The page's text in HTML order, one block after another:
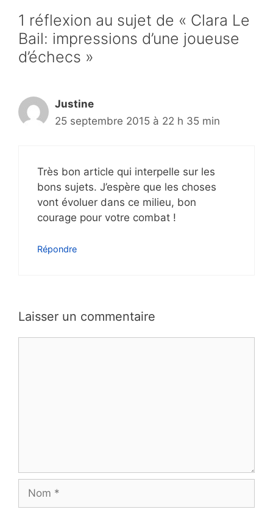
1 réflexion au sujet de « Clara Le
Bail: impressions d’une joueuse
d’échecs »
Justine
25 septembre 2015 à 22 h 35 min
Très bon article qui interpelle sur les
bons sujets. J’espère que les choses
vont évoluer dans ce milieu, bon
courage pour votre combat !
Répondre
Laisser un commentaire
Nom